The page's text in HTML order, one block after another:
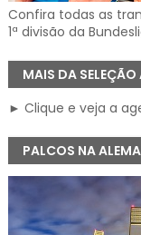
Confira todas as
1ª divisão da
MAIS DA SELEÇÃO
► Clique e veja a
PALCOS NA